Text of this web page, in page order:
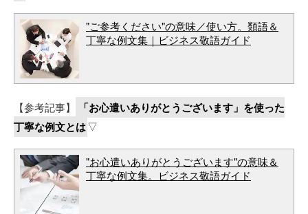
"ご参考ください"の意味／使い方。類語＆
丁寧な例文集｜ビジネス敬語ガイド
【参考記事】
「お心遣いありがとうございます」を使った
丁寧な例文とは▽
"お心遣いありがとうございます"の意味＆
丁寧な例文集。ビジネス敬語ガイド